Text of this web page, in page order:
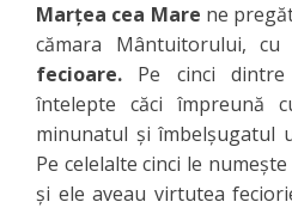
Marţea cea Mare ne
cămara Mântuitorului, cu
fecioare. Pe cinci
întelepte căci împreună
minunatul şi îmbelşugatul
Pe celelalte cinci le
şi ele aveau virtutea